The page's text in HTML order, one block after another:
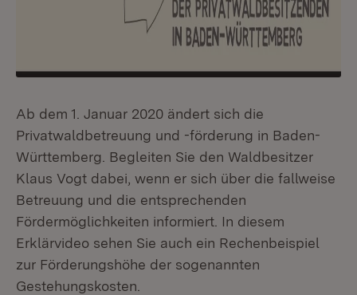
Ab dem 1. Januar 2020 ändert sich die
Privatwaldbetreuung und -förderung in Baden-
Württemberg. Begleiten Sie den Waldbesitzer
Klaus Vogt dabei, wenn er sich über die fallweise
Betreuung und die entsprechenden
Fördermöglichkeiten informiert. In diesem
Erklärvideo sehen Sie auch ein Rechenbeispiel
zur Förderungshöhe der sogenannten
Gestehungskosten.